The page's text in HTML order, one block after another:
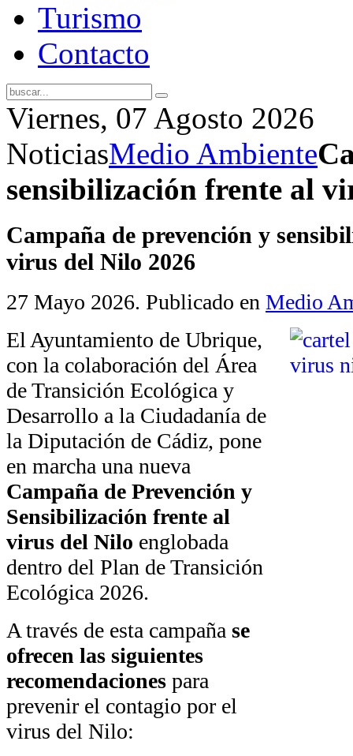
Turismo
Contacto
Viernes, 07 Agosto 2026
NoticiasMedio Ambiente
sensibilización frente al
Campaña de prevención y
virus del Nilo 2026
27 Mayo 2026. Publicado en Medio
El Ayuntamiento de Ubrique,
con la colaboración del Área
de Transición Ecológica y
Desarrollo a la Ciudadanía de
la Diputación de Cádiz, pone
en marcha una nueva
Campaña de Prevención y
Sensibilización frente al
virus del Nilo englobada
dentro del Plan de Transición
Ecológica 2026.
A través de esta campaña se
ofrecen las siguientes
recomendaciones para
prevenir el contagio por el
virus del Nilo: